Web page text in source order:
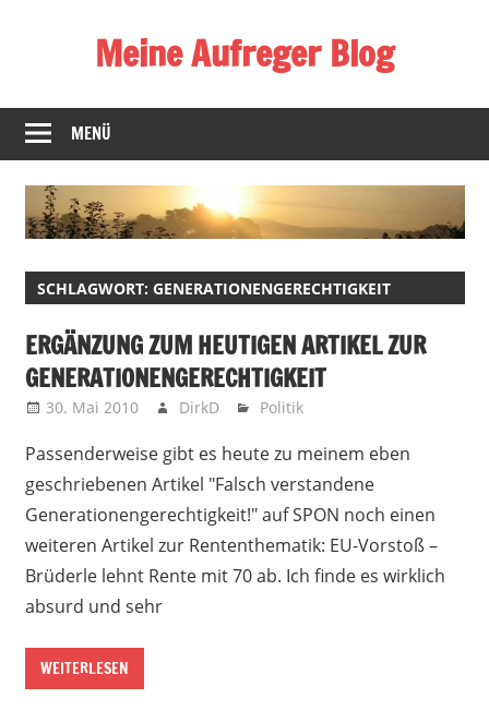
Meine Aufreger Blog
mich
positiv
negativ
aufregt
mir
MENÜ
SCHLAGWORT: GENERATIONENGERECHTIGKEIT
ERGÄNZUNG ZUM HEUTIGEN ARTIKEL ZUR
GENERATIONENGERECHTIGKEIT
30. Mai 2010 DirkD Politik
Passenderweise gibt es heute zu meinem eben
geschriebenen Artikel "Falsch verstandene
Generationengerechtigkeit!" auf SPON noch einen
weiteren Artikel zur Rententhematik: EU-Vorstoß –
Brüderle lehnt Rente mit 70 ab. Ich finde es wirklich
absurd und sehr
WEITERLESEN